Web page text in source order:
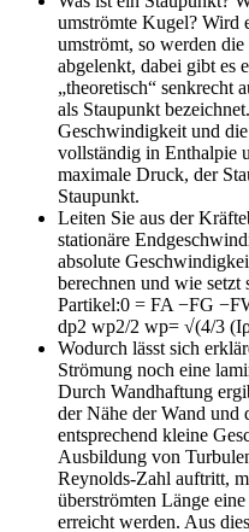
umströmte Kugel? Wird
umströmt, so werden
abgelenkt, dabei gibt es
„theoretisch“ senkrecht
als Staupunkt
Geschwindigkeit und
vollständig in Enthalpie
maximale Druck, der
Staupunkt.
Leiten Sie aus der
stationäre
absolute
berechnen und wie setzt
Partikel:0 = FA −FG
dp2 wp2/2 wp= √(4/3
Wodurch lässt sich
Strömung noch eine
Durch Wandhaftung
der Nähe der Wand und
entsprechend kleine
Ausbildung von
Reynolds-Zahl auftritt,
überströmten Länge
erreicht werden. Aus